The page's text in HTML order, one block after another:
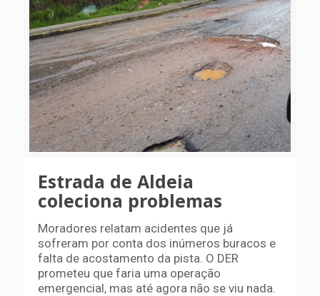
Estrada de Aldeia
coleciona problemas
Moradores relatam acidentes que já
sofreram por conta dos inúmeros buracos e
falta de acostamento da pista. O DER
prometeu que faria uma operação
emergencial, mas até agora não se viu nada.